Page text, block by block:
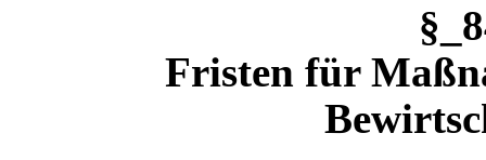
Fristen für